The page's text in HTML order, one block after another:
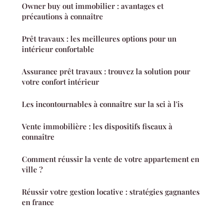
Owner buy out immobilier : avantages et
précautions à connaître
Prêt travaux : les meilleures options pour un
intérieur confortable
Assurance prêt travaux : trouvez la solution pour
votre confort intérieur
Les incontournables à connaître sur la sci à l'is
Vente immobilière : les dispositifs fiscaux à
connaître
Comment réussir la vente de votre appartement en
ville ?
Réussir votre gestion locative : stratégies gagnantes
en france